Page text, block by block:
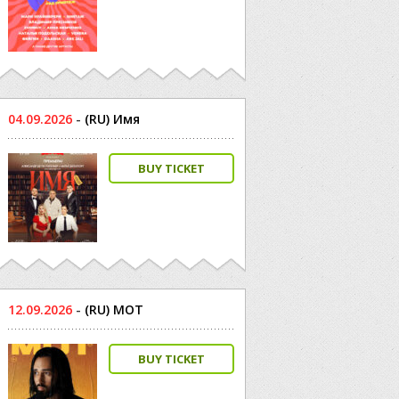
04.09.2026 - (RU) Имя
BUY TICKET
12.09.2026 - (RU) МОТ
BUY TICKET